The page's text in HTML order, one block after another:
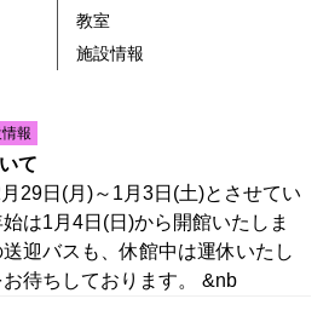
教室
施設情報
報
て
29日(月)～1月3日(土)とさせてい
は1月4日(日)から開館いたしま
迎バスも、休館中は運休いたし
待ちしております。 &nb